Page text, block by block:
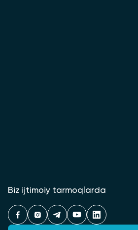
Biz ijtimoiy tarmoqlarda